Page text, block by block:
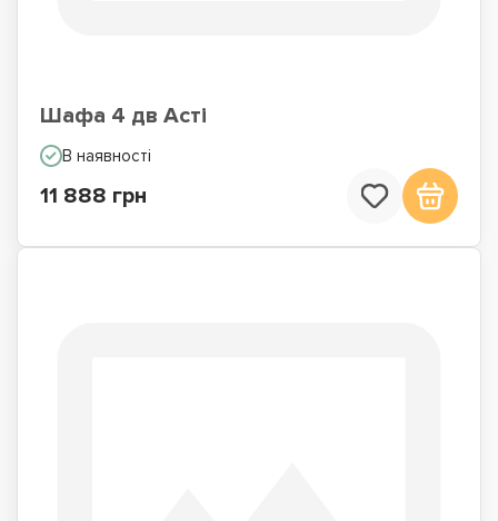
Шафа 4 дв Асті
В наявності
11 888 грн